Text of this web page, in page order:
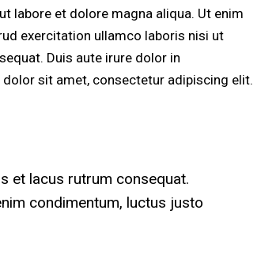
labore et dolore magna aliqua. Ut enim
exercitation ullamco laboris nisi ut
Duis aute irure dolor in
sit amet, consectetur adipiscing elit.
et lacus rutrum consequat.
condimentum, luctus justo